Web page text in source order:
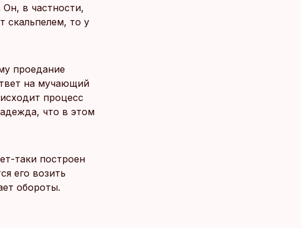
Он, в частности,
скальпелем, то у
проедание
на мучающий
процесс
что в этом
таки построен
его возить
обороты.